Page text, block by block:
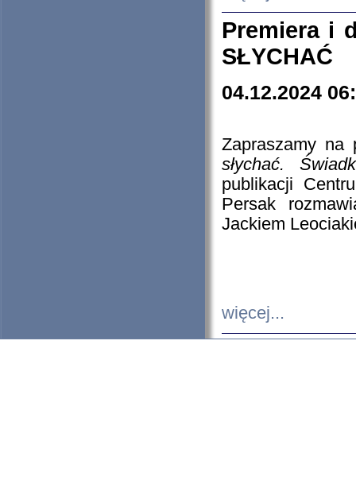
Premiera i
SŁYCHAĆ
04.12.2024
Zapraszamy
słychać.
publikacji
Persak
Jackiem
więcej...